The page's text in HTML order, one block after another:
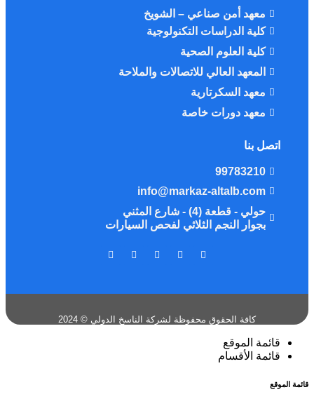
معهد أمن صناعي – الشويخ
كلية الدراسات التكنولوجية
كلية العلوم الصحية
المعهد العالي للاتصالات والملاحة
معهد السكرتارية
معهد دورات خاصة
اتصل بنا
99783210
info@markaz-altalb.com
حولي - قطعة (4) - شارع المثني
بجوار النجم الثلاثي لفحص السيارات
كافة الحقوق محفوظة لشركة الناسخ الدولي © 2024
قائمة الموقع
قائمة الأقسام
قائمة الموقع